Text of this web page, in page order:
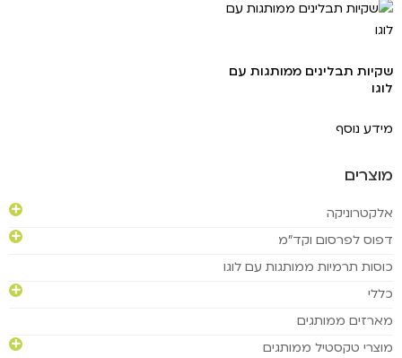
מוצרים
אלקטרוניקה
דפוס לפרסום וקד"מ
כוסות תרמיות ממותגות עם לוגו
כללי
מארזים ממותגים
מוצרי טקסטיל ממותגים
שקיות תבלינים ממותגות עם
לוגו
מידע נוסף